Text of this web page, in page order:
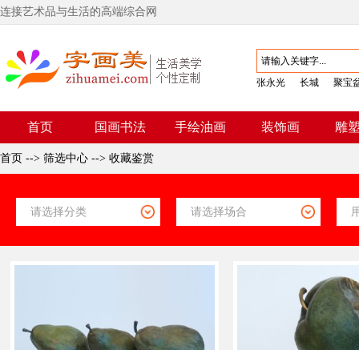
连接艺术品与生活的高端综合网
张永光 长城 聚宝
首页 国画书法 手绘油画 装饰画 雕
首页 --> 筛选中心 --> 收藏鉴赏